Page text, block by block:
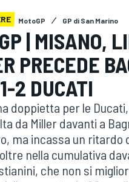
MotoGP GP di San Marino
| MISANO,
PRECEDE
2 DUCATI
doppietta per le
da Miller davanti a
ma incassa un ritardo
nella cumulativa
che non si